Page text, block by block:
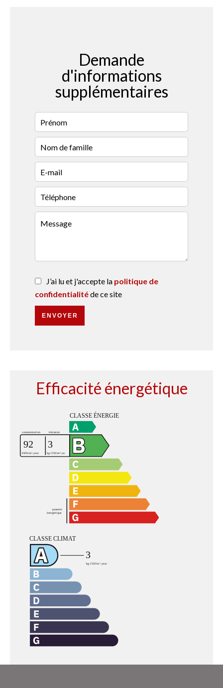
Demande
d'informations
supplémentaires
J’ai lu et j'accepte la politique de
confidentialitéde ce site
ENVOYER
Efficacité énergétique